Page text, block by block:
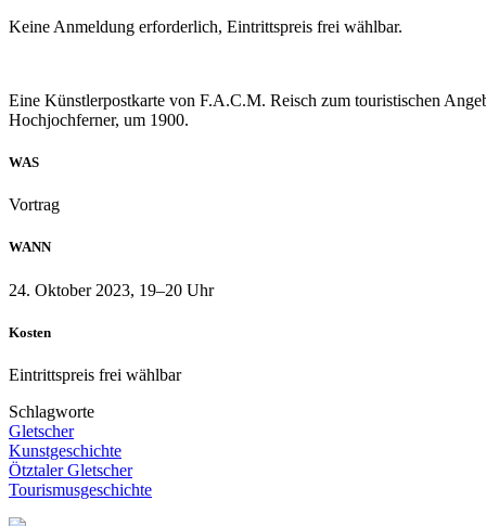
Keine Anmeldung erforderlich, Eintrittspreis frei wählbar.
Eine Künstlerpostkarte von F.A.C.M. Reisch zum touristischen
Hochjochferner, um 1900.
WAS
Vortrag
WANN
24. Oktober 2023, 19–20 Uhr
Kosten
Eintrittspreis frei wählbar
Schlagworte
Gletscher
Kunstgeschichte
Ötztaler Gletscher
Tourismusgeschichte